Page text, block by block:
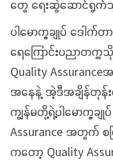
တွေ ရေးဆွဲဆောင်ရွက်သွ
ပါမောက္ခချုပ် ဒေါက်တ
ရေကြောင်းပညာတက္က
Quality
အနေနဲ့ အဲ့ဒီအချိန်တုန်
ကျွန်မတို့ရဲ့ပါမောက္ခခ
Assurance အတွက် စ
ကတော့ Quality